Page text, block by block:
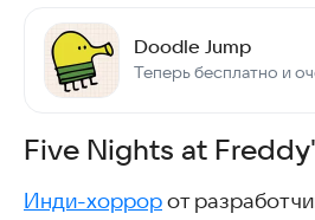
Doodle Jump
Five Nights at
Инди-хоррор от